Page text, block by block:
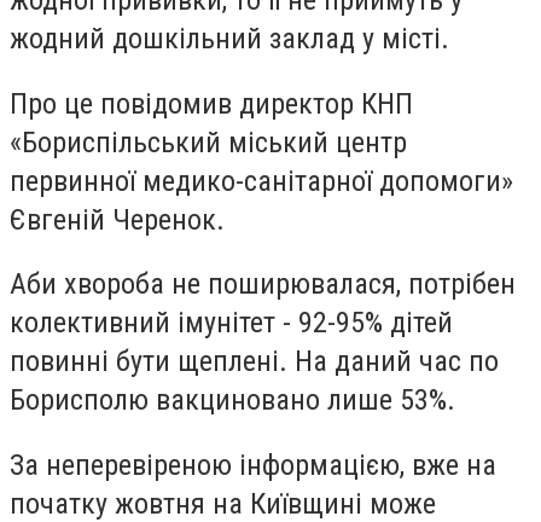
жодний дошкільний заклад у місті.
Про це повідомив директор КНП
«Бориспільський міський центр
первинної медико-санітарної допомоги»
Євгеній Черенок.
Аби хвороба не поширювалася, потрібен
колективний імунітет - 92-95% дітей
повинні бути щеплені. На даний час по
Борисполю вакциновано лише 53%.
За неперевіреною інформацією, вже на
початку жовтня на Київщині може